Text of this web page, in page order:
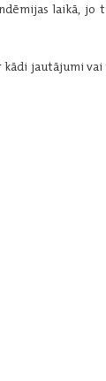
laikā,
jautājumi